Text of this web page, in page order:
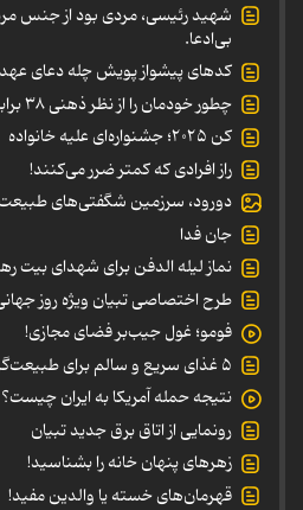
شهید رئیسی، مردی بود از جنس
بی‌ادعا.
کدهای پیشواز پویش چله دعای عهد
چطور خودمان را از نظر ذهنی ۳۸ برابر قوی‌تر کنیم؟
کن ۲۰۲۵؛ جشنواره‌ای علیه خانواده
راز افرادی که کمتر ضرر می‌کنند!
دورود، سرزمین شگفتی‌های
جان فدا
نماز لیله الدفن برای شهدای بیت
طرح اختصاصی تبیان ویژه روز
فومو؛ غول جیب‌بر فضای مجازی!
۵ غذای سریع و سالم برای طبیعت‌گردی
نتیجه حمله آمریکا به ایران چیست؟
رونمایی از اتاق برق جدید تبیان
زهرهای پنهان خانه را بشناسید!
قهرمان‌های خسته یا والدین مفید!